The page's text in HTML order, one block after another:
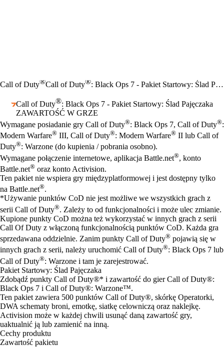
Call of Duty®Call of Duty®: Black Ops 7 - Pakiet Startowy: Ślad Pajęczaka
Call of Duty®: Black Ops 7 - Pakiet Startowy: Ślad Pajęczaka
ZAWARTOŚĆ W GRZE
Cena
Available actions
Wymagane posiadanie gry Call of Duty®: Black Ops 7, Call of Duty®:
Modern Warfare® III, Call of Duty®: Modern Warfare® II lub Call of
Duty®: Warzone (do kupienia / pobrania osobno).
Wymagane połączenie internetowe, aplikacja Battle.net®, konto
Battle.net® oraz konto Activision.
Ten pakiet nie wspiera gry międzyplatformowej i jest dostępny tylko
na Battle.net®.
*Używanie punktów CoD nie jest możliwe we wszystkich grach z
serii Call of Duty®. Zależy to od funkcjonalności i może ulec zmianie.
Kupione punkty CoD można też wykorzystać w innych grach z serii
Call Of Duty z włączoną funkcjonalnością punktów CoD. Każda gra
sprzedawana oddzielnie. Zanim punkty Call of Duty® pojawią się w
innych grach z serii, należy uruchomić Call of Duty®: Black Ops 7 lub
Call of Duty®: Warzone i tam je zarejestrować.
Pakiet Startowy: Ślad Pajęczaka
Zdobądź punkty Call of Duty®* i zawartość do gier Call of Duty®:
Black Ops 7 i Call of Duty®: Warzone™.
Ten pakiet zawiera 500 punktów Call of Duty®, skórkę Operatorki,
DWA schematy broni, emotkę, siatkę celowniczą oraz naklejkę.
Activision może w każdej chwili usunąć daną zawartość gry,
uaktualnić ją lub zamienić na inną.
Cechy produktu
Zawartość pakietu